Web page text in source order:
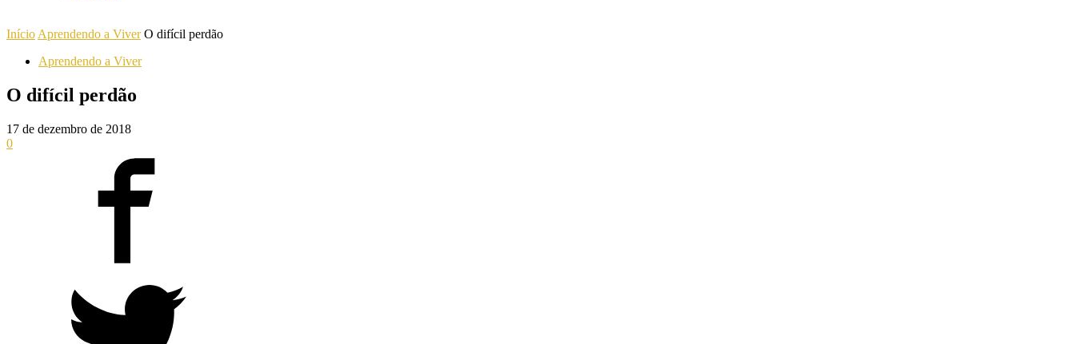
Início Aprendendo a Viver O difícil perdão
Aprendendo a Viver
O difícil perdão
17 de dezembro de 2018
0